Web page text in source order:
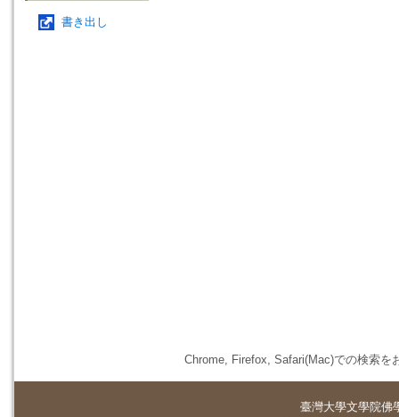
書き出し
Chrome, Firefox, Safari(Mac)での検索を
臺灣大學文學院佛